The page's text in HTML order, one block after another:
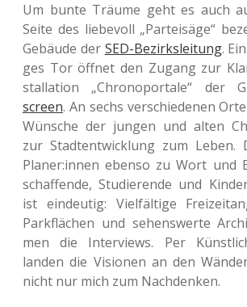
Um bunte Träume geht es auch
Seite des lie­be­voll „Par­tei­sä­ge“
Gebäu­de der SED-Bezirks­lei­tung.
ges Tor öffnet den Zugang zur
stal­la­ti­on „Chro­no­por­ta­le“ der
screen. An sechs ver­schie­de­nen
Wün­sche der jungen und alten
zur Stadt­ent­wick­lung zum Leben.
Planer:innen ebenso zu Wort und
schaf­fen­de, Stu­die­ren­de und
ist ein­deu­tig: Viel­fäl­ti­ge
Park­flä­chen und sehens­wer­te
men die Inter­views. Per
landen die Visio­nen an den
nicht nur mich zum Nachdenken.